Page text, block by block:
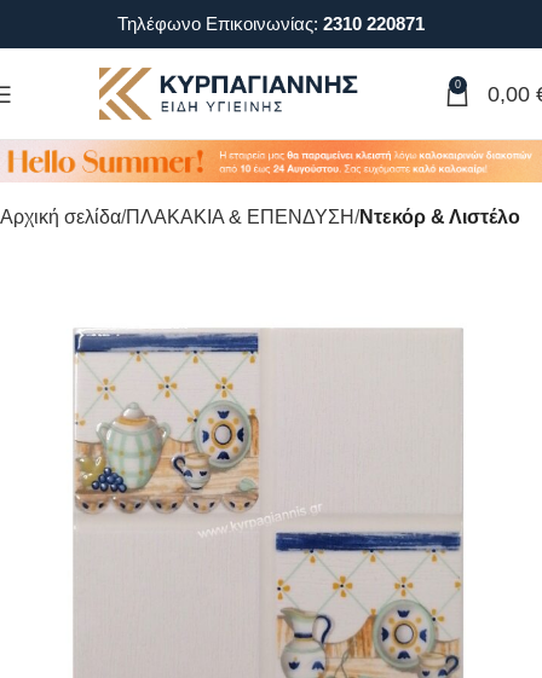
Τηλέφωνο Επικοινωνίας: 2310 220871
0 0,00
Αρχική σελίδα ΠΛΑΚΑΚΙΑ & ΕΠΕΝΔΥΣΗ Ντεκόρ & Λιστέλο